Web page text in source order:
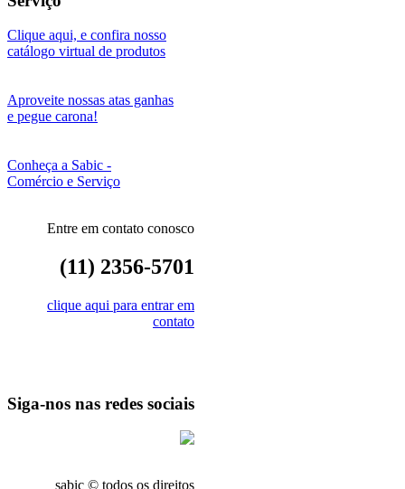
Clique aqui, e confira nosso
catálogo virtual de produtos
Aproveite nossas atas ganhas
e pegue carona!
Conheça a Sabic -
Comércio e Serviço
Entre em contato conosco
(11) 2356-5701
clique aqui para entrar em
contato
Siga-nos nas redes sociais
sabic © todos os direitos